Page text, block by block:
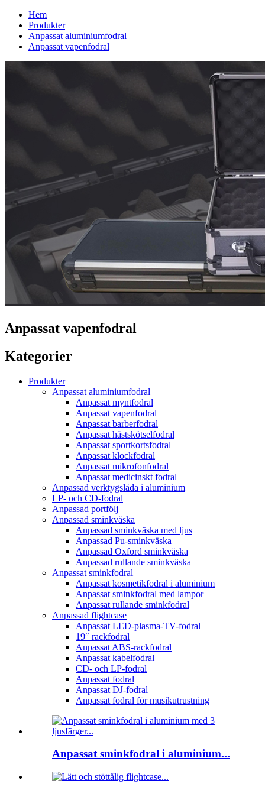
Hem
Produkter
Anpassat aluminiumfodral
Anpassat vapenfodral
Anpassat vapenfodral
Kategorier
Produkter
Anpassat aluminiumfodral
Anpassat myntfodral
Anpassat vapenfodral
Anpassat barberfodral
Anpassat hästskötselfodral
Anpassat sportkortsfodral
Anpassat klockfodral
Anpassat mikrofonfodral
Anpassat medicinskt fodral
Anpassad verktygslåda i aluminium
LP- och CD-fodral
Anpassad portfölj
Anpassad sminkväska
Anpassad sminkväska med ljus
Anpassad Pu-sminkväska
Anpassad Oxford sminkväska
Anpassad rullande sminkväska
Anpassat sminkfodral
Anpassat kosmetikfodral i aluminium
Anpassat sminkfodral med lampor
Anpassat rullande sminkfodral
Anpassad flightcase
Anpassat LED-plasma-TV-fodral
19″ rackfodral
Anpassat ABS-rackfodral
Anpassat kabelfodral
CD- och LP-fodral
Anpassat fodral
Anpassat DJ-fodral
Anpassat fodral för musikutrustning
Anpassat sminkfodral i aluminium...